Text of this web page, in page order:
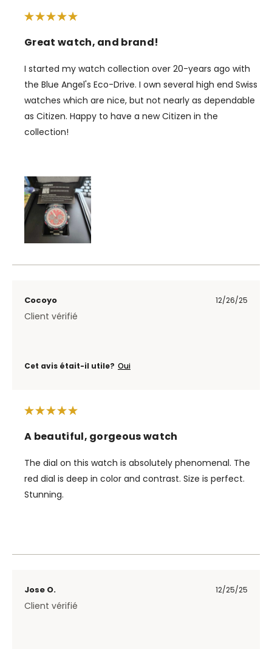
Great watch, and brand!
I started my watch collection over 20-years ago with
the Blue Angel's Eco-Drive. I own several high end Swiss
watches which are nice, but not nearly as dependable
as Citizen. Happy to have a new Citizen in the
collection!
Cocoyo 12/26/25
Client vérifié
Cet avis était-il utile? Oui
A beautiful, gorgeous watch
The dial on this watch is absolutely phenomenal. The
red dial is deep in color and contrast. Size is perfect.
Stunning.
Jose O. 12/25/25
Client vérifié